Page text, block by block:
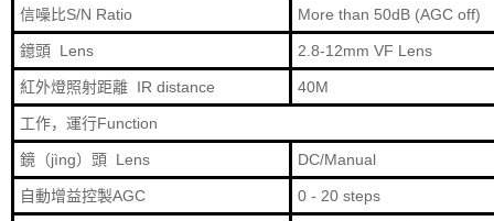
信噪比S/N Ratio More than 50dB (AGC off)
鐿頭 Lens 2.8-12mm VF Lens
紅外燈照射距離 IR distance 40M
工作，運行Function
鏡（jìng）頭 Lens DC/Manual
自動增益控製AGC 0 - 20 steps